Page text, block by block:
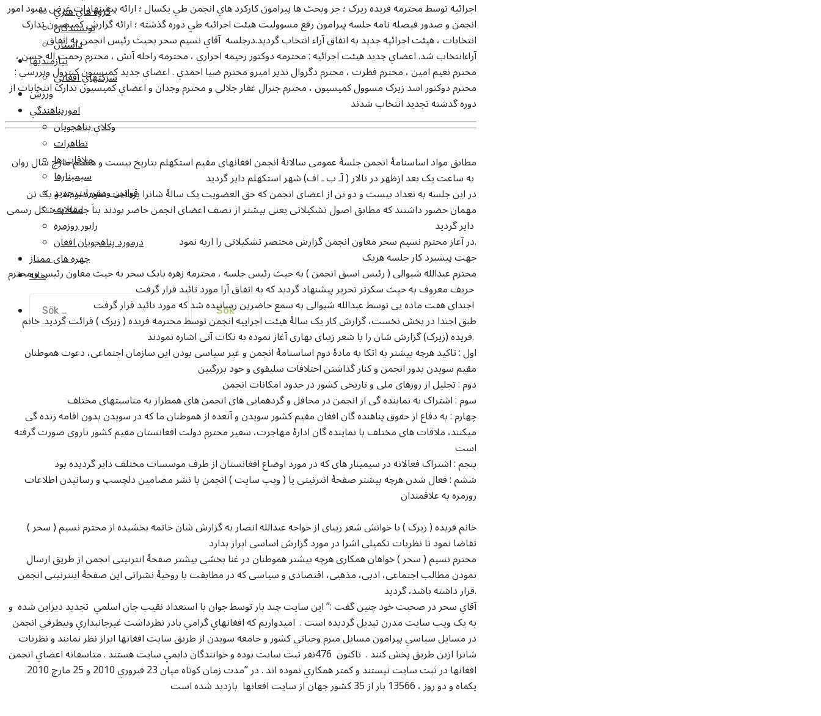
گروه هاي هنري
نويسندگان
داستان
نيازمنديها
شرکتهاي افغاني
ورزش
امورپناهندگي
وکلاي پناهجويان
تظاهرات
ملاقات ها
سيمينارها
قوانين ومقررات جديد
مقالات
راپور روزمره
درمورد پناهجويان افغان
چهره های ممتاز
خانه
efter:
اجرائيه توسط محترمه فريده زيرک ؛ جر وبحث ها پيرامون کارکرد هاي انجمن طي يکسال ؛ ارائه پيشنهادات غرض بهبود امور
انجمن و صدور فيصله نامه جلسه پيرامون رفع مسووليت هيئت اجرائيه طي دوره گذشته ؛ ارائه گزارش کميسيون تدارک
انتخابات ، هيئت اجرائيه جديد به اتفاق آراء انتخاب گرديد.درجلسه آقاي نسيم سحر بحيث رئيس انجمن به اتفاق
آراءانتخاب شد. اعضاي جديد هيئت اجرائيه : محترمه دوکتور رحيمه احراري ، محترمه راحله آتش ، محترم رحمت اله حسن ،
محترم نعيم امين ، محترم فطرت ، محترم دگروال نذير اميرو محترم ضيا احمدي . اعضاي جديد کميسيون کنترول وبررسي :
محترم دوکتور اسد زيرک مسوول کميسيون ، محترم جنرال غفار جلالي و محترم وجدان و اعضاي کميسيون تدارک انتخابات از
دوره گذشته تجديد انتخاب شدند
مطابق مواد اساسنامۀ انجمن جلسۀ عمومی سالانۀ انجمن افغانهای مقیم استکهلم بتاریخ بیست و هشتم مارچ سال روان
در این جلسه به تعداد بیست و دو تن از اعضای انجمن که حق العضویت یک سالۀ شانرا پرداخت نموده بودند و یک تن
مهمان حضور داشتند که مطابق اصول تشکیلاتی یعنی بیشتر از نصف اعضای انجمن حاضر بودند بناَ جلسه به شکل رسمی
در آغاز محترم نسیم سحر معاون انجمن گزارش مختصر تشکیلاتی را اریه نمود.
جهت پیشبرد کار جلسه هریک
محترم عبدالله شیوالی ( رئيس اسبق انجمن ) به حیث رئیس جلسه ، محترمه زهره بابک سحر به حیث معاون رئیس و محترم
حریف معروف به حیث سکرتر تحرير پیشنهاد گردید که به اتفاق آرا مورد تائید قرار گرفت
طبق اجندا در بخش نخست، گزارش کار یک سالۀ هیئت اجراییه انجمن توسط محترمه فریده ( زیرک ) قرائت گردید. خانم
فریده (زیرک) گزارش شان را با شعر زیبای بهاری آغاز نموده به نکات آتی اشاره نمودند.
اول : تاکید هرچه بیشتر به اتکا به مادۀ دوم اساسنامۀ انجمن و غیر سیاسی بودن این سازمان اجتماعی، دعوت هموطنان
مقیم سویدن بدور انجمن و کنار گذاشتن اختلافات سلیقوی و خود بزرگبین
دوم : تجلیل از روزهای ملی و تاریخی کشور در حدود امکانات انجمن
سوم : اشتراک به نماینده گی از انجمن در محافل و گردهمایی های انجمن های همطراز به مناسبتهای مختلف
چهارم : به دفاع از حقوق پناهنده گان افغان مقیم کشور سویدن و آنعده از هموطنان ما که در سویدن بدون اقامه زنده گی
میکنند، ملاقات های مختلف با نماینده گان ادارۀ مهاجرت، سفیر محترم دولت افغانستان مقیم کشور ناروی صورت گرفته
است
پنجم : اشتراک فعالانه در سیمینار های که در مورد اوضاع افغانستان از طرف موسسات مختلف دایر گردیده بود
ششم : فعال شدن هرچه بیشتر صفحۀ انترنیتی یا ( ویب سایت ) انجمن با نشر مضامین دلچسپ و رسانیدن اطلاعات
روزمره به علاقمندان
خانم فریده ( زیرک ) با خوانش شعر زیبای از خواجه عبدالله انصار به گزارش شان خاتمه بخشیده از محترم نسیم ( سحر )
تقاضا نمود تا نظریات تکمیلی اشرا در مورد گزارش اساسی ابراز بدارد
محترم نسیم ( سحر ) خواهان همکاری هرچه بیشتر هموطنان در غنا بخشی بیشتر صفحۀ انترنیتی انجمن از طریق ارسال
نمودن مطالب اجتماعی، ادبی، مذهبی، اقتصادی و سیاسی که در مطابقت با روحیۀ نشراتی این صفحۀ اینترنیتی انجمن
قرار داشته باشد، گردید.
آقاي سحر در صحبت خود چنين گفت :” اين سايت چند بار توسط جوان با استعداد نقيب جان اسلمي تجديد ديزاين شده و
به يک ويب سايت مدرن تبديل گرديده است . اميدواريم که افغانهاي گرامي بادر نظرداشت غيرجانبداري وبيظرفي انجمن
در مسايل سياسي پيرامون مسايل مبرم وحياتي کشور و جامعه سويدن از طريق سايت افغانها ابراز نظر نمايند و نظريات
شانرا ازين طريق پخش کنند . تاکنون 476نفر ثبت سايت بوده و خوانندگان دايمي سايت هستند . متاسفانه اعضاي انجمن
افغانها در ثبت سايت نيستند و کمتر همکاري نموده اند . در ”مدت زمان کوتاه ميان 23 فبروري 2010 و 25 مارچ 2010
يکماه و دو روز ، 13566 بار از 35 کشور جهان از سايت افغانها بازديد شده است